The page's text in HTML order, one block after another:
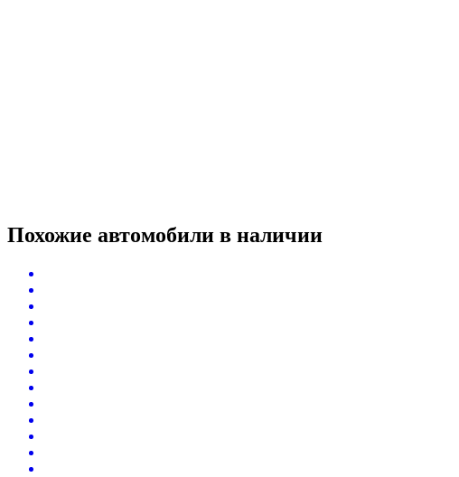
Похожие автомобили в наличии